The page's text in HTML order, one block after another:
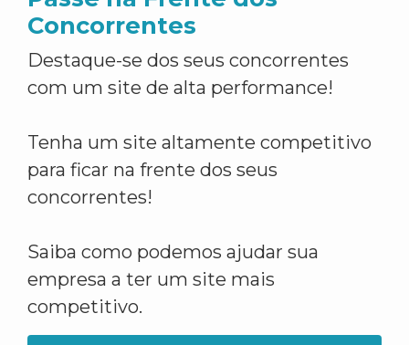
Concorrentes
Destaque-se dos seus concorrentes
com um site de alta performance!
Tenha um site altamente competitivo
para ficar na frente dos seus
concorrentes!
Saiba como podemos ajudar sua
empresa a ter um site mais
competitivo.